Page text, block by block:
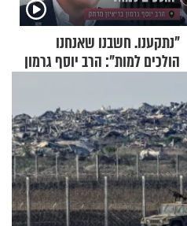
"נתקענו. חשבנו שאנחנו
הולכים למות": הרב יוסף גרמון